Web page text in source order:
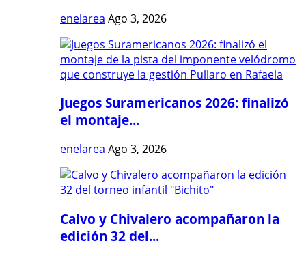
enelarea Ago 3, 2026
Juegos Suramericanos 2026: finalizó
el montaje...
enelarea Ago 3, 2026
Calvo y Chivalero acompañaron la
edición 32 del...